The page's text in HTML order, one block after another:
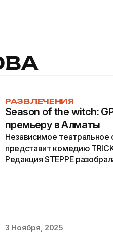
РАЗВЛЕЧЕНИЯ
Season of the witch:
премьеру в Алматы
Независимое
представит комедию TRICK
Редакция STEPPE
3 Ноября, 2025